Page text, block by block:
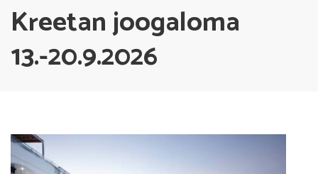
Kreetan joogaloma
13.-20.9.2026